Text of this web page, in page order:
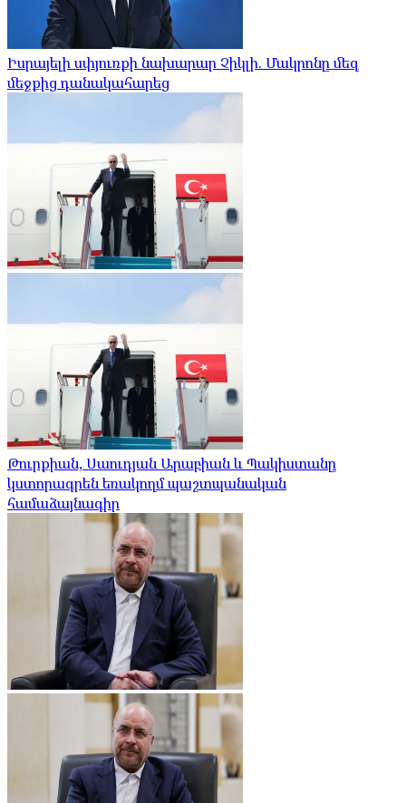
Իսրայելի սփյուռքի նախարար Չիկլի. Մակրոնը մեզ
մեջքից դանակահարեց
Թուրքիան, Սաուդյան Արաբիան և Պակիստանը
կստորագրեն եռակողմ պաշտպանական
համաձայնագիր